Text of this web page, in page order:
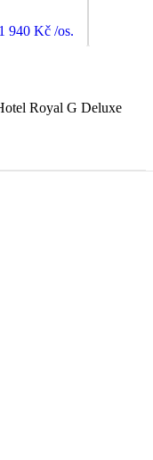
1 940 Kč /os.
Royal G Deluxe